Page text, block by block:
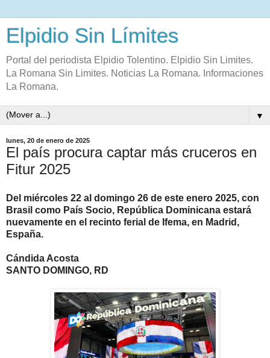
Elpidio Sin Límites
Portal del periodista Elpidio Tolentino. Elpidio Sin Limites.
La Romana Sin Limites. Noticias La Romana. Informaciones
La Romana.
▼
lunes, 20 de enero de 2025
El país procura captar más cruceros en
Fitur 2025
Del miércoles 22 al domingo 26 de este enero 2025, con
Brasil como País Socio, República Dominicana estará
nuevamente en el recinto ferial de Ifema, en Madrid,
España.
Cándida Acosta
SANTO DOMINGO, RD